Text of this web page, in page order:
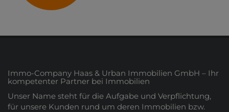
Immo-Company Haas & Urban Immobilien GmbH – Ihr
kompetenter Partner bei Immobilien
Unser Name steht für die Aufgabe und Verpflichtung,
für unsere Kunden rund um deren Immobilien bzw.